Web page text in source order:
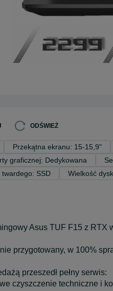
ODŚWIEŻ
Przekątna ekranu: 15-15,9"
graficznej: Dedykowana
twardego: SSD
Wielkość
Asus TUF F15 z RTX
przygotowany, w 100%
przeszedł pełny serwis:
czyszczenie techniczne i